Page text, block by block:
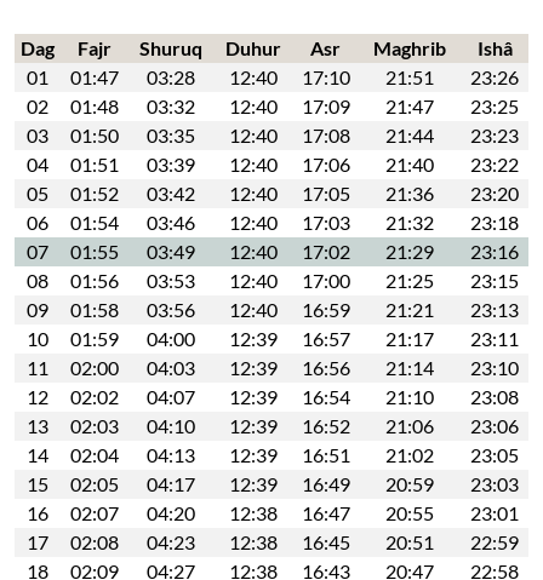
Dag Fajr Shuruq Duhur Asr Maghrib
Ishâ
01
01:47 03:28 12:40 17:10 21:51
23:26
02
01:48 03:32 12:40 17:09 21:47
23:25
03
01:50 03:35 12:40 17:08 21:44
23:23
04
01:51 03:39 12:40 17:06 21:40
23:22
05
01:52 03:42 12:40 17:05 21:36
23:20
06
01:54 03:46 12:40 17:03 21:32
23:18
07
01:55 03:49 12:40 17:02 21:29
23:16
08
01:56 03:53 12:40 17:00 21:25
23:15
09
01:58 03:56 12:40 16:59 21:21
23:13
10
01:59 04:00 12:39 16:57 21:17
23:11
11
02:00 04:03 12:39 16:56 21:14
23:10
12
02:02 04:07 12:39 16:54 21:10
23:08
13
02:03 04:10 12:39 16:52 21:06
23:06
14
02:04 04:13 12:39 16:51 21:02
23:05
15
02:05 04:17 12:39 16:49 20:59
23:03
16
02:07 04:20 12:38 16:47 20:55
23:01
17
02:08 04:23 12:38 16:45 20:51
22:59
18
02:09 04:27 12:38 16:43 20:47
22:58